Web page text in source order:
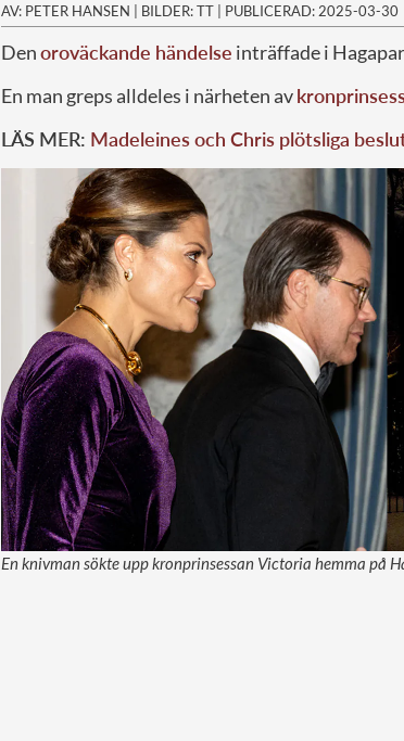
AV: PETER HANSEN | BILDER: TT | PUBLICERAD: 2025-03-30
Denoroväckande händelse inträffade i
En man greps alldeles i närheten av
LÄS MER: Madeleines och Chris plötsliga
En knivman sökte upp kronprinsessan Victoria hemma på